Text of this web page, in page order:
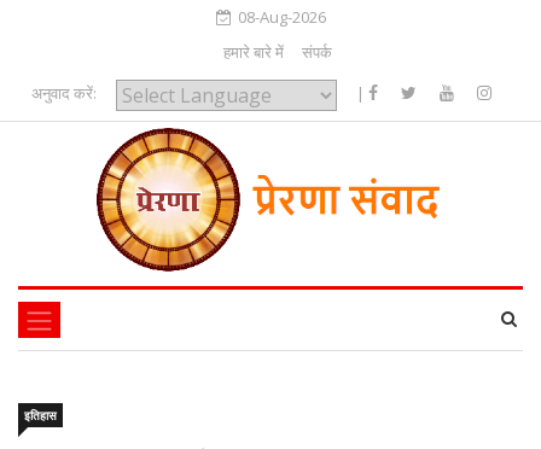
08-Aug-2026
हमारे बारे में
संपर्क
अनुवाद करें:
Powered by
|
इतिहास